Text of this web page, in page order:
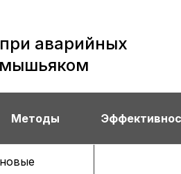
аварийных
мышьяком
Методы